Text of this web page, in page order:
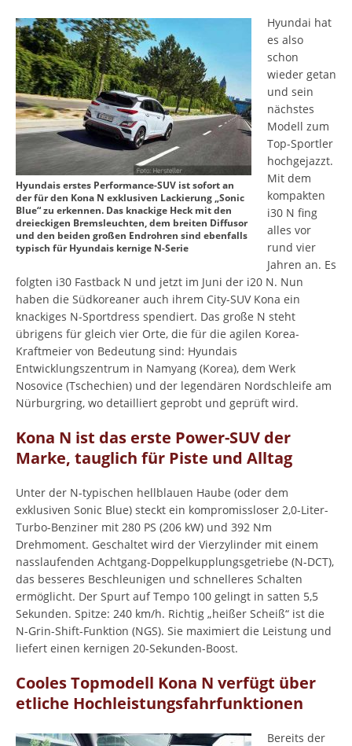
Hyundais erstes Performance-SUV ist sofort an
der für den Kona N exklusiven Lackierung „Sonic
Blue“ zu erkennen. Das knackige Heck mit den
dreieckigen Bremsleuchten, dem breiten Diffusor
und den beiden großen Endrohren sind ebenfalls
typisch für Hyundais kernige N-Serie
Hyundai hat
es also
schon
wieder getan
und sein
nächstes
Modell zum
Top-Sportler
hochgejazzt.
Mit dem
kompakten
i30 N fing
alles vor
rund vier
Jahren an. Es
folgten i30 Fastback N und jetzt im Juni der i20 N. Nun
haben die Südkoreaner auch ihrem City-SUV Kona ein
knackiges N-Sportdress spendiert. Das große N steht
übrigens für gleich vier Orte, die für die agilen Korea-
Kraftmeier von Bedeutung sind: Hyundais
Entwicklungszentrum in Namyang (Korea), dem Werk
Nosovice (Tschechien) und der legendären Nordschleife am
Nürburgring, wo detailliert geprobt und geprüft wird.
Kona N ist das erste Power-SUV der
Marke, tauglich für Piste und Alltag
Unter der N-typischen hellblauen Haube (oder dem
exklusiven Sonic Blue) steckt ein kompromissloser 2,0-Liter-
Turbo-Benziner mit 280 PS (206 kW) und 392 Nm
Drehmoment. Geschaltet wird der Vierzylinder mit einem
nasslaufenden Achtgang-Doppelkupplungsgetriebe (N-DCT),
das besseres Beschleunigen und schnelleres Schalten
ermöglicht. Der Spurt auf Tempo 100 gelingt in satten 5,5
Sekunden. Spitze: 240 km/h. Richtig „heißer Scheiß“ ist die
N-Grin-Shift-Funktion (NGS). Sie maximiert die Leistung und
liefert einen kernigen 20-Sekunden-Boost.
Cooles Topmodell Kona N verfügt über
etliche Hochleistungsfahrfunktionen
Bereits der